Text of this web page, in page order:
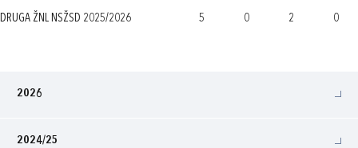
DRUGA ŽNL NSŽSD 2025/2026 5 0 2 0
2026
2024/25